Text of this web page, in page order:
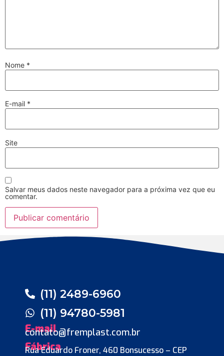
Nome *
E-mail *
Site
Salvar meus dados neste navegador para a próxima vez que eu
comentar.
(11) 2489-6960
(11) 94780-5981
E-mail
contato@fremplast.com.br
Fábrica
Rua Eduardo Froner, 460 Bonsucesso – CEP